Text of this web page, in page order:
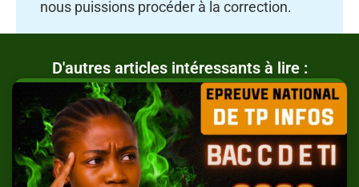
nous puissions procéder à la correction.
D'autres articles intéressants à lire :